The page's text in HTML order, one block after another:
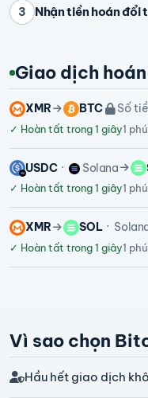
3 Nhận tiền hoán đổi
Giao dịch
XMR BTC Số
✓ Hoàn tất trong 1 giây1
USDC Solana
✓ Hoàn tất trong 1 giây1
XMR SOL
✓ Hoàn tất trong 1 giây1
Vì sao chọn
Hầu hết giao dịch